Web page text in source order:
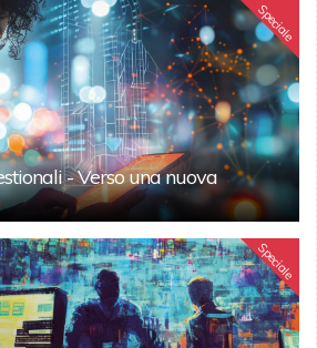
Speciale
- Verso una nuova
Speciale